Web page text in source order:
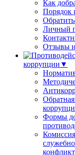
Как
Порядок
Личный
Отзывы и
коррупции▼
Формы